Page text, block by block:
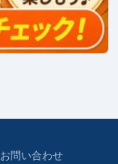
お問い合わせ